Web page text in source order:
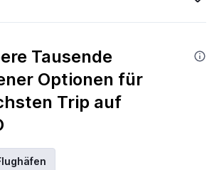
Tausende
Optionen für
Trip auf